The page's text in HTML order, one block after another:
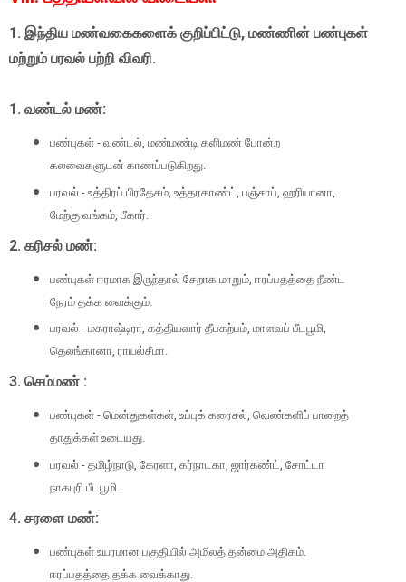
1. இந்திய மண்வகைகளைக் குறிப்பிட்டு, மண்ணின் பண்புகள்
மற்றும் பரவல் பற்றி விவரி.
1. வண்டல் மண்:
பண்புகள் - வண்டல், மண்மண்டி களிமண் போன்ற
கலவைகளுடன் காணப்படுகிறது.
பரவல் - உத்திரப் பிரதேசம், உத்தரகாண்ட், பஞ்சாப், ஹரியானா,
மேற்கு வங்கம், பீகார்.
2. கரிசல் மண்:
பண்புகள் ஈரமாக இருந்தால் சேறாக மாறும், ஈரப்பதத்தை நீண்ட
நேரம் தக்க வைக்கும்.
பரவல் - மகராஷ்டிரா, கத்தியவார் தீபகற்பம், மாளவப் பீடபூமி,
தெலங்கானா, ராயல்சீமா.
3. செம்மண் :
பண்புகள் - மென்துகள்கள், உப்புக் கரைசல், வெண்களிப் பாறைத்
தாதுக்கள் உடையது.
பரவல் - தமிழ்நாடு, கேரளா, கர்நாடகா, ஜார்கண்ட், சோட்டா
நாகபுரி பீடபூமி.
4. சரளை மண்:
பண்புகள் உயரமான பகுதியில் அமிலத் தன்மை அதிகம்.
ஈரப்பதத்தை தக்க வைக்காது.